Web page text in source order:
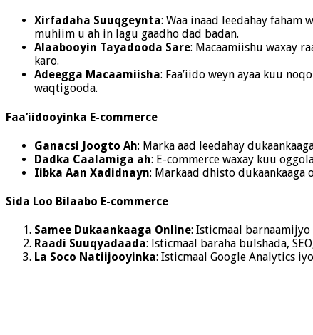
Xirfadaha Suuqgeynta: Waa inaad leedahay faham
muhiim u ah in lagu gaadho dad badan.
Alaabooyin Tayadooda Sare: Macaamiishu waxay
karo.
Adeegga Macaamiisha: Faa’iido weyn ayaa kuu
waqtigooda.
Faa’iidooyinka E-commerce
Ganacsi Joogto Ah: Marka aad leedahay
Dadka Caalamiga ah: E-commerce waxay kuu
Iibka Aan Xadidnayn: Markaad dhisto dukaankaaga
Sida Loo Bilaabo E-commerce
Samee Dukaankaaga Online: Isticmaal barnaamijyo
Raadi Suuqyadaada: Isticmaal baraha bulshada,
La Soco Natiijooyinka: Isticmaal Google Analytics